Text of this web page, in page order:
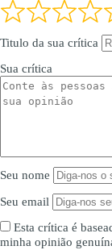
Titulo da sua crítica
Sua crítica
Seu nome
Seu email
Esta crítica é
minha opinião